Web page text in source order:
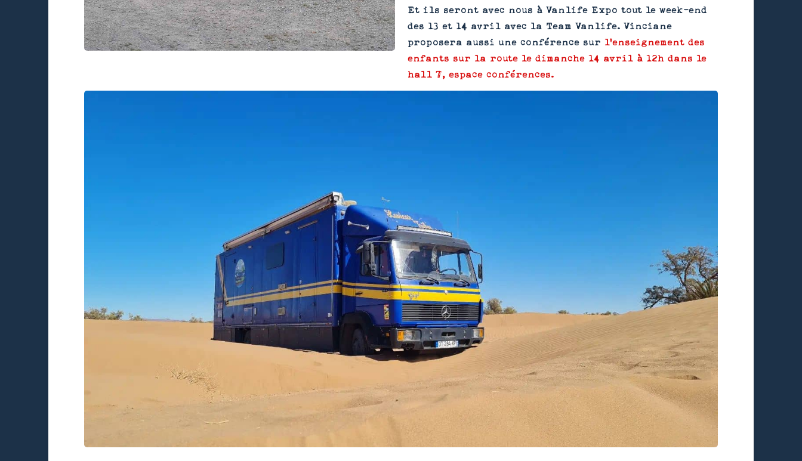
Et ils seront avec nous à Vanlife Expo tout le week-end
des 13 et 14 avril avec la Team Vanlife. Vinciane
proposera aussi une conférence sur l'enseignement des
enfants sur la route le dimanche 14 avril à 12h dans le
hall 7, espace conférences.